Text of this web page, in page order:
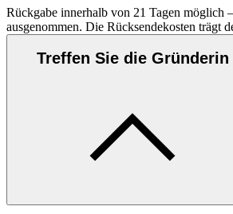
Rückgabe innerhalb von 21 Tagen möglich
ausgenommen. Die Rücksendekosten trägt
Treffen Sie die Gründerin